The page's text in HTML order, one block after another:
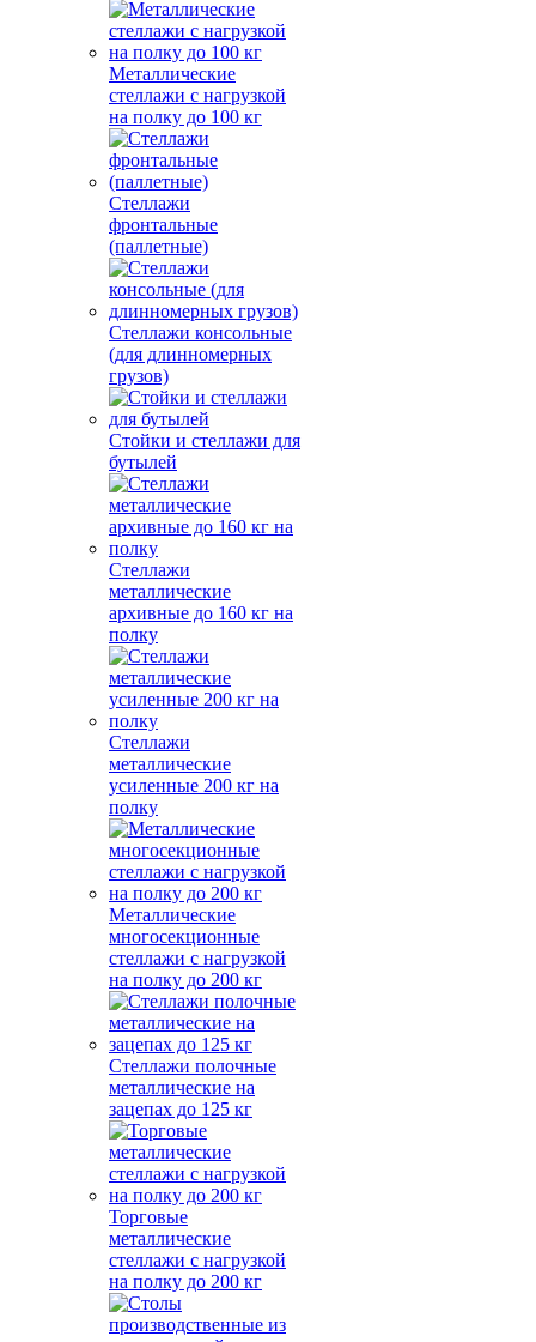
Металлические
стеллажи с нагрузкой
на полку до 100 кг
Стеллажи
фронтальные
(паллетные)
Стеллажи консольные
(для длинномерных
грузов)
Стойки и стеллажи для
бутылей
Стеллажи
металлические
архивные до 160 кг на
полку
Стеллажи
металлические
усиленные 200 кг на
полку
Металлические
многосекционные
стеллажи с нагрузкой
на полку до 200 кг
Стеллажи полочные
металлические на
зацепах до 125 кг
Торговые
металлические
стеллажи с нагрузкой
на полку до 200 кг